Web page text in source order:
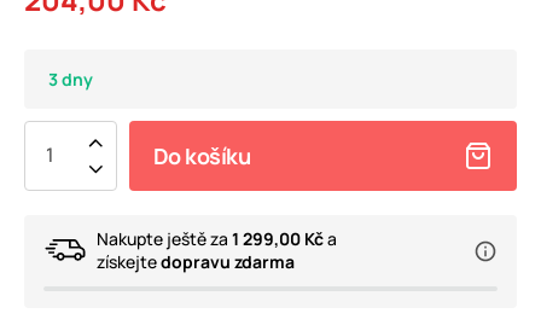
3 dny
Do košíku
Nakupte ještě za 1 299,00 Kča
získejtedopravu zdarma